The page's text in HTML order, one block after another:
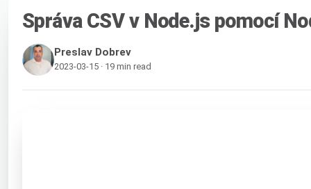
Správa CSV v Node.js pomocí
Preslav Dobrev
2023-03-15 · 19 min read